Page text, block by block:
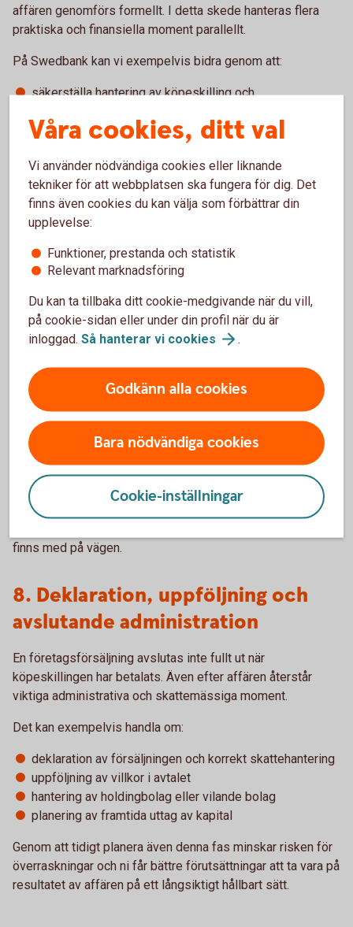
affären genomförs formellt. I detta skede hanteras flera
praktiska och finansiella moment parallellt.
På Swedbank kan vi exempelvis bidra genom att:
säkerställa hantering av köpeskilling och
skapa en ändamålsenlig kontostruktur efter affären
samordna arbetet mellan olika rådgivare
Det är också vanligt att säljaren stannar kvar under en
övergångsperiod för att säkerställa kontinuitet och en stabil
När affären är genomförd börjar en ny period, både
ekonomiskt och praktiskt. För många innebär det en
kring kapital, investeringar och framtida planer.
Efter affären uppstår ofta frågor kring:
hur kapitalet ska placeras och struktureras
framtida investeringar eller nya entreprenörsprojekt
familjens långsiktiga ekonomi och generationsplanering
Det är vanligt att ta stöd för att skapa en struktur som
finns med på vägen.
8. Deklaration, uppföljning och
avslutande administration
En företagsförsäljning avslutas inte fullt ut när
köpeskillingen har betalats. Även efter affären återstår
viktiga administrativa och skattemässiga moment.
Det kan exempelvis handla om:
deklaration av försäljningen och korrekt skattehantering
uppföljning av villkor i avtalet
hantering av holdingbolag eller vilande bolag
planering av framtida uttag av kapital
Genom att tidigt planera även denna fas minskar risken för
överraskningar och ni får bättre förutsättningar att ta vara på
resultatet av affären på ett långsiktigt hållbart sätt.
Våra cookies, ditt val
Vi använder nödvändiga cookies eller liknande
tekniker för att webbplatsen ska fungera för dig. Det
finns även cookies du kan välja som förbättrar din
upplevelse:
Funktioner, prestanda och statistik
Relevant marknadsföring
Du kan ta tillbaka ditt cookie-medgivande när du vill,
på cookie-sidan eller under din profil när du är
inloggad. Så hanterar vi cookies .
Godkänn alla cookies
Bara nödvändiga cookies
Cookie-inställningar